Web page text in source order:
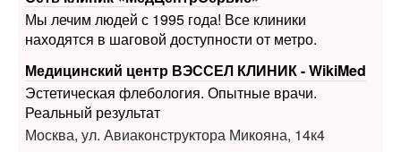
Мы лечим людей с 1995 года! Все клиники
находятся в шаговой доступности от метро.
Медицинский центр ВЭССЕЛ КЛИНИК - WikiMed
Эстетическая флебология. Опытные врачи.
Реальный результат
Москва, ул. Авиаконструктора Микояна, 14к4